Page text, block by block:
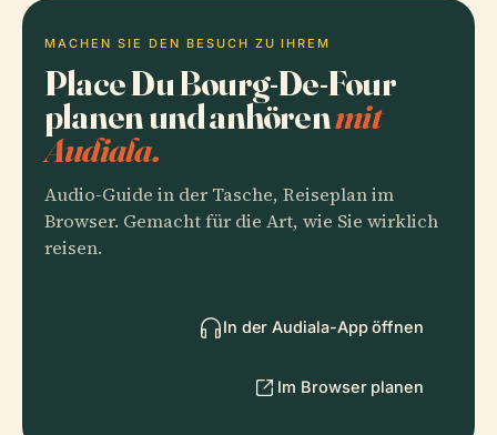
MACHEN SIE DEN BESUCH ZU IHREM
Place Du Bourg-De-Four
planen und anhörenmit
Audiala.
Audio-Guide in der Tasche, Reiseplan im
Browser. Gemacht für die Art, wie Sie wirklich
reisen.
In der Audiala-App öffnen
Im Browser planen